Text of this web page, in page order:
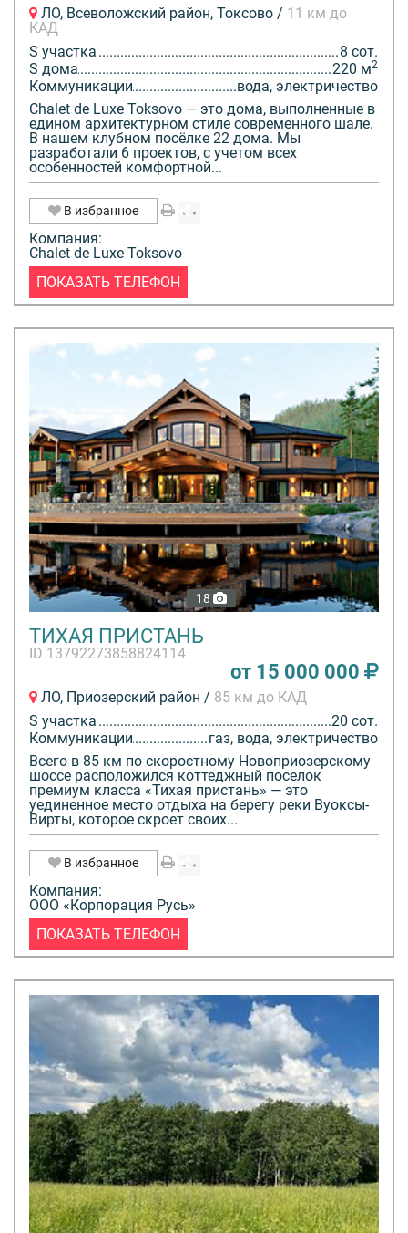
ЛО, Всеволожский район, Токсово / 11 км до
КАД
S участка
8 сот.
S дома
220 м2
Коммуникации
вода, электричество
Chalet de Luxe Toksovo — это дома, выполненные в
едином архитектурном стиле современного шале.
В нашем клубном посёлке 22 дома. Мы
разработали 6 проектов, с учетом всех
особенностей комфортной...
В избранное
Компания:
Chalet de Luxe Toksovo
ПОКАЗАТЬ ТЕЛЕФОН
18
ТИХАЯ ПРИСТАНЬ
ID 13792273858824114
от 15 000 000
ЛО, Приозерский район / 85 км до КАД
S участка
20 сот.
Коммуникации
газ, вода, электричество
Всего в 85 км по скоростному Новоприозерскому
шоссе расположился коттеджный поселок
премиум класса «Тихая пристань» — это
уединенное место отдыха на берегу реки Вуоксы-
Вирты, которое скроет своих...
В избранное
Компания:
ООО «Корпорация Русь»
ПОКАЗАТЬ ТЕЛЕФОН